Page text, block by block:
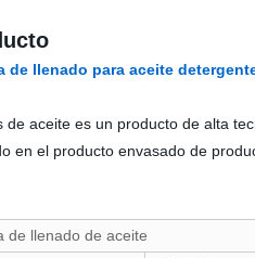
de llenado para aceite
de aceite es un producto de alta
en el producto envasado de
de llenado de aceite